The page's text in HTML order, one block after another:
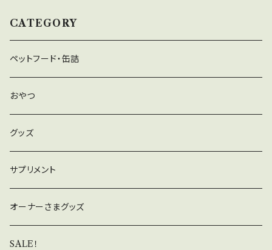
スペック 直径：17.5×14.5cm 高さ：19cm 容量：
320ml 重量：1100g
によって異なります) スペック 【コンテナー】 直
径：18cm 高さ(フタ込)：20cm 容量：2.35L 重
CATEGORY
ペットフード・缶詰
おやつ
グッズ
サプリメント
オーナーさまグッズ
SALE！